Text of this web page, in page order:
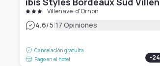
Villenave-d'Ornon
4.6/5|17 Opiniones
Cancelación gratuita
Pago en el hotel
-24